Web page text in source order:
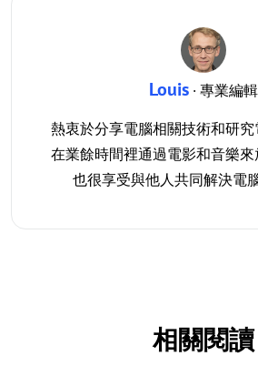
Louis · 專業編輯
熱衷於分享電腦相關技術和研
在業餘時間裡通過電影和音樂來
也很享受與他人共同解決電
相關閱讀